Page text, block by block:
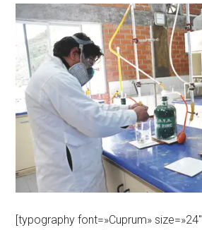
[typography font=»Cuprum» size=»24″